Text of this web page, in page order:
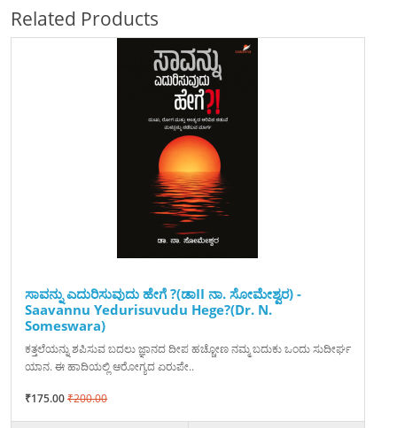
Related Products
ಸಾವನ್ನು ಎದುರಿಸುವುದು ಹೇಗೆ ?(ಡಾII ನಾ. ಸೋಮೇಶ್ವರ) -
Saavannu Yedurisuvudu Hege?(Dr. N.
Someswara)
ಕತ್ತಲೆಯನ್ನು ಶಪಿಸುವ ಬದಲು ಜ್ಞಾನದ ದೀಪ ಹಚ್ಚೋಣ ನಮ್ಮ ಬದುಕು ಒಂದು ಸುದೀರ್ಘ
ಯಾನ. ಈ ಹಾದಿಯಲ್ಲಿ ಆರೋಗ್ಯದ ಏರುಪೇ..
₹175.00₹200.00